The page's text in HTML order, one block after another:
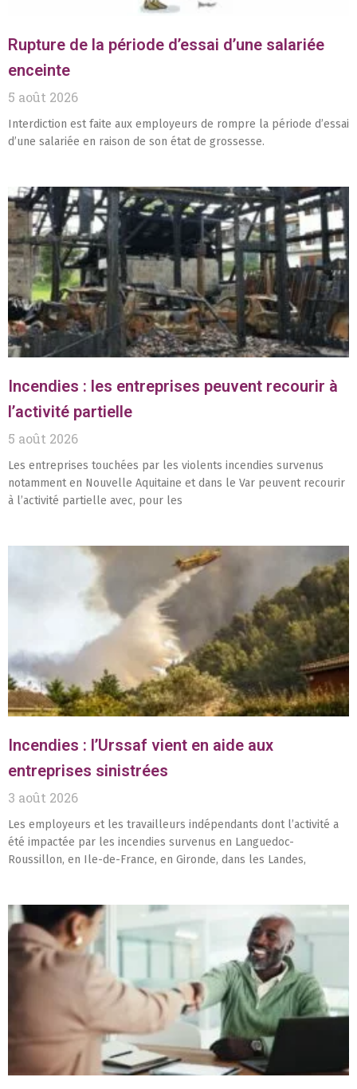
Rupture de la période d’essai d’une salariée
enceinte
5 août 2026
Interdiction est faite aux employeurs de rompre la période d’essai
d’une salariée en raison de son état de grossesse.
Incendies : les entreprises peuvent recourir à
l’activité partielle
5 août 2026
Les entreprises touchées par les violents incendies survenus
notamment en Nouvelle Aquitaine et dans le Var peuvent recourir
à l’activité partielle avec, pour les
Incendies : l’Urssaf vient en aide aux
entreprises sinistrées
3 août 2026
Les employeurs et les travailleurs indépendants dont l’activité a
été impactée par les incendies survenus en Languedoc-
Roussillon, en Ile-de-France, en Gironde, dans les Landes,